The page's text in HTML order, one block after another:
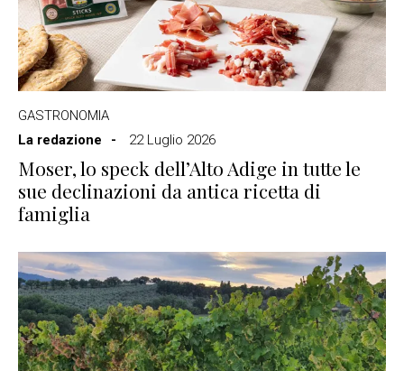
GASTRONOMIA
La redazione
22 Luglio 2026
Moser, lo speck dell’Alto Adige in tutte le
sue declinazioni da antica ricetta di
famiglia